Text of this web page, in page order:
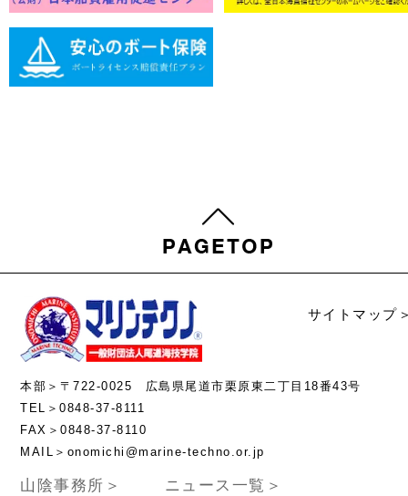
サイトマップ
本部＞〒722-0025 広島県尾道市栗原東二丁目18番43号
TEL＞0848-37-8111
FAX＞0848-37-8110
MAIL＞onomichi@marine-techno.or.jp
山陰事務所＞ ニュース一覧＞